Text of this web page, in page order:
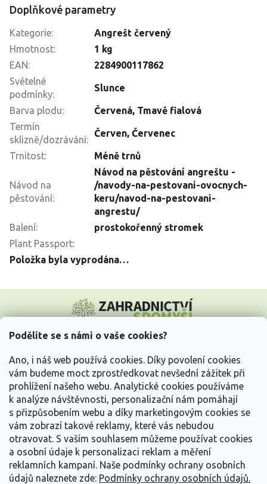
Podělíte se s námi o vaše cookies?
Ano, i náš web používá cookies. Díky povolení cookies
vám budeme moct zprostředkovat nevšední zážitek při
prohlížení našeho webu. Analytické cookies používáme
k analýze návštěvnosti, personalizační nám pomáhají
s přizpůsobením webu a díky marketingovým cookies se
vám zobrazí takové reklamy, které vás nebudou
otravovat. S vaším souhlasem můžeme používat cookies
a osobní údaje k personalizaci reklam a měření
reklamních kampaní. Naše podmínky ochrany osobních
údajů naleznete zde: Podmínky ochrany osobních údajů.
Doplňkové parametry
Kategorie:
Angrešt červený
Hmotnost:
1 kg
EAN:
2284900117862
Světelné
podmínky:
Slunce
Barva plodu: Červená, Tmavě fialová
Termín
sklizně/dozrávání:
Červen, Červenec
Trnitost: Méně trnů
Návod na
pěstování:
Návod na pěstování angreštu -
/navody-na-pestovani-ovocnych-
keru/navod-na-pestovani-
angrestu/
Balení:
prostokořenný stromek
Plant Passport:
Položka byla vyprodána…
p
Vše o nákupu
Informace pro Vás
Kontakujte nás